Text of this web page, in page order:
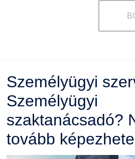
Személyügyi
Személyügyi
szaktanácsadó?
tovább